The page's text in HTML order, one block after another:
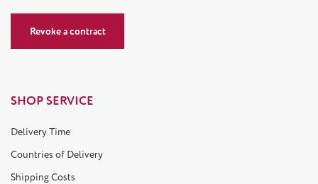
Revoke a contract
SHOP SERVICE
Delivery Time
Countries of Delivery
Shipping Costs